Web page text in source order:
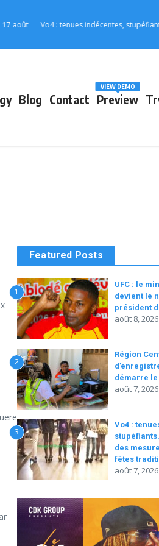
Vo4 : tenues indécentes,
Blog Contact Preview
VIEW DEMO
Featured Posts
1
UFC : le
devient le
président
août 8, 2026
2
Région
démarre le
août 7, 2026
3
Vo4 :
des
fêtes
août 7, 2026